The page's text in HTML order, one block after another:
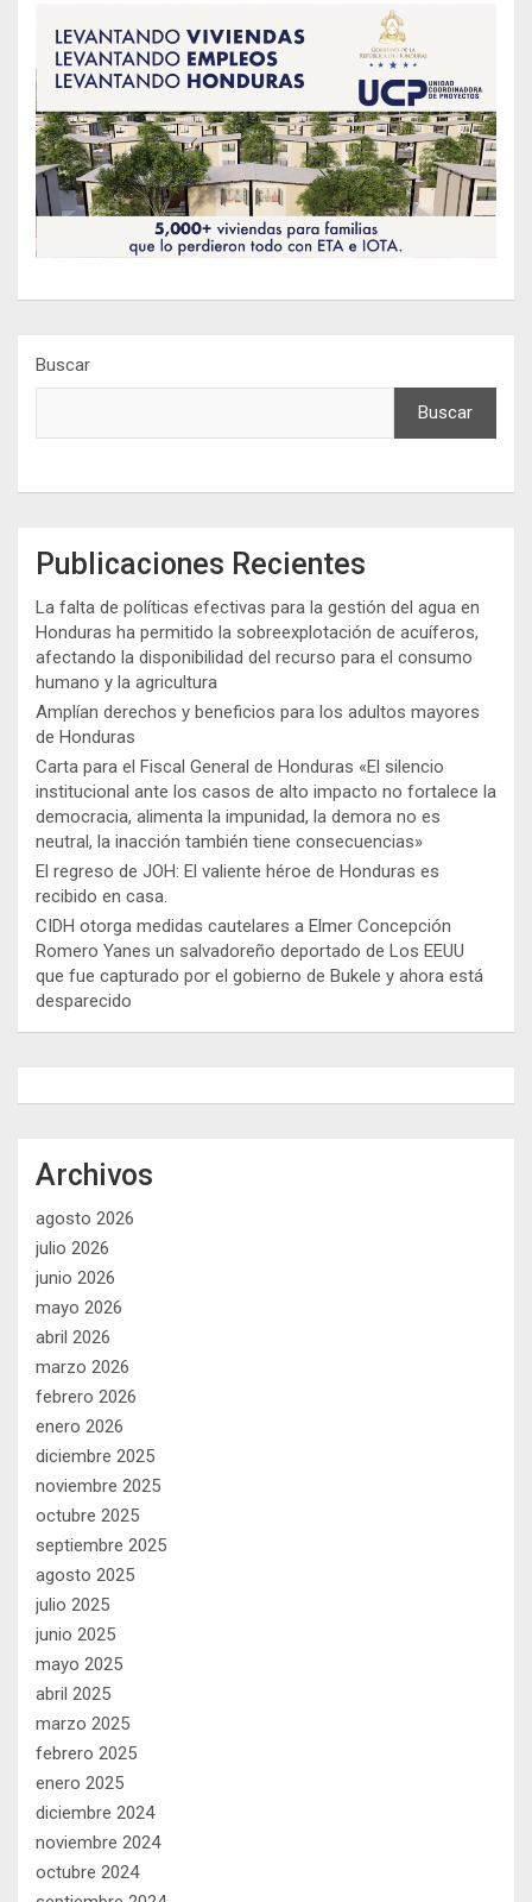
Buscar
Buscar
Publicaciones Recientes
La falta de políticas efectivas para la gestión del agua en
Honduras ha permitido la sobreexplotación de acuíferos,
afectando la disponibilidad del recurso para el consumo
humano y la agricultura
Amplían derechos y beneficios para los adultos mayores
de Honduras
Carta para el Fiscal General de Honduras «El silencio
institucional ante los casos de alto impacto no fortalece la
democracia, alimenta la impunidad, la demora no es
neutral, la inacción también tiene consecuencias»
El regreso de JOH: El valiente héroe de Honduras es
recibido en casa.
CIDH otorga medidas cautelares a Elmer Concepción
Romero Yanes un salvadoreño deportado de Los EEUU
que fue capturado por el gobierno de Bukele y ahora está
desparecido
Archivos
agosto 2026
julio 2026
junio 2026
mayo 2026
abril 2026
marzo 2026
febrero 2026
enero 2026
diciembre 2025
noviembre 2025
octubre 2025
septiembre 2025
agosto 2025
julio 2025
junio 2025
mayo 2025
abril 2025
marzo 2025
febrero 2025
enero 2025
diciembre 2024
noviembre 2024
octubre 2024